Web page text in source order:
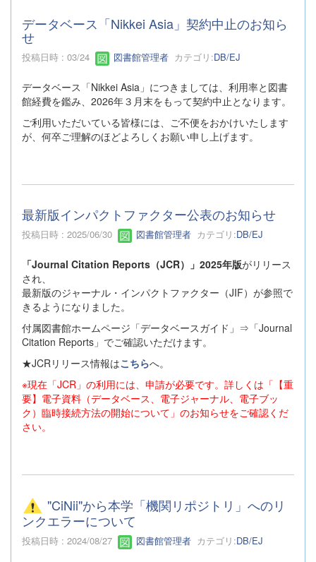
データベース「Nikkei Asia」契約中止のお知ら
せ
投稿日時 : 03/24 図書館管理者 カテゴリ:DB/EJ
データベース「Nikkei Asia」につきましては、利用率と図書
館経費を鑑み、2026年３月末をもって契約中止となります。
ご利用いただいている皆様には、ご不便をおかけいたします
が、何卒ご理解のほどよろしくお願い申し上げます。
最新版インパクトファクター公表のお知らせ
投稿日時 : 2025/06/30 図書館管理者 カテゴリ:DB/EJ
「Journal Citation Reports（JCR）」2025年版がリリース
され、
最新版のジャーナル・インパクトファクター（JIF）が参照で
きるようになりました。
付属図書館ホームページ「データベースガイド」⇒「Journal
Citation Reports」でご確認いただけます。
★JCRリリース情報はこちらへ。
※現在「JCR」の利用には、申請が必要です。詳しくは「【重
要】電子資料（データベース、電子ジャーナル、電子ブッ
ク）臨時接続方法の開始について」のお知らせをご確認くだ
さい。
"CiNii"から本学「機関リポジトリ」へのリ
ンクエラーについて
投稿日時 : 2024/08/27 図書館管理者 カテゴリ:DB/EJ